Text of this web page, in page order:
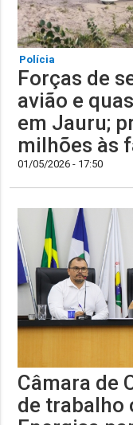
Polícia
Forças de
avião e
em Jauru;
milhões às
01/05/2026 - 17:50
Câmara de
de trabalho